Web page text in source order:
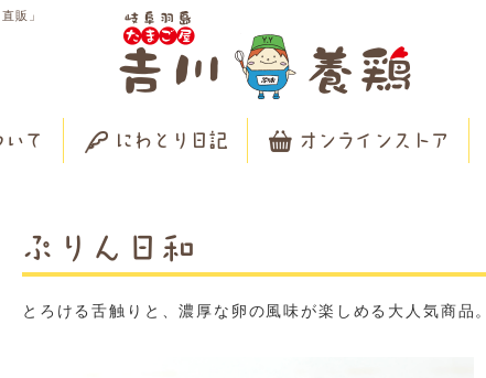
販」
て にわとり日記 オンラインストア
ぷりん日和
とろける舌触りと、濃厚な卵の風味が楽しめる大人気商品。